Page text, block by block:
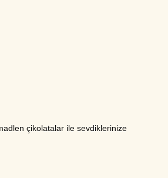
çikolatalar ile sevdiklerinize